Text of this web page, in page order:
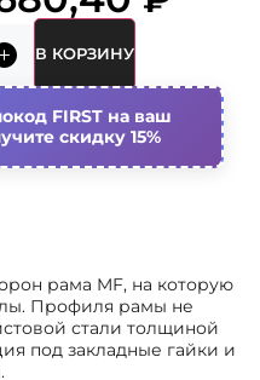
рама MF, на которую
Профиля рамы не
стали толщиной
под закладные гайки и
В КОРЗИНУ
FIRST на ваш
скидку 15%